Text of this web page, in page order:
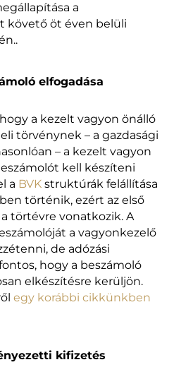
a
követő öt éven belüli
elfogadása
a kezelt vagyon önálló
törvénynek – a gazdasági
– a kezelt vagyon
kell készíteni
a BVKstruktúrák felállítása
történik, ezért az első
törtévre vonatkozik. A
a vagyonkezelő
de adózási
hogy a beszámoló
elkészítésre kerüljön.
egy korábbi cikkünkben
kifizetés